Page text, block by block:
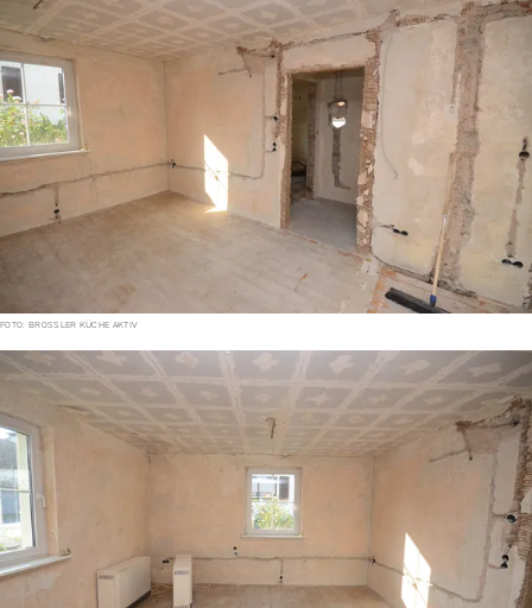
FOTO: BROSSLER KÜCHE AKTIV